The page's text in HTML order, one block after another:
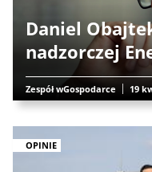
Daniel
nadzorczej
Zespół wGospodarce 19
OPINIE